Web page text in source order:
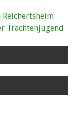
Trachtenjugend